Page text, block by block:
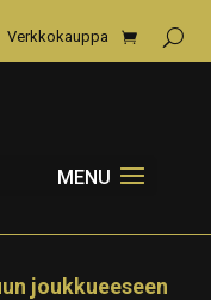
Verkkokauppa
joukkueeseen